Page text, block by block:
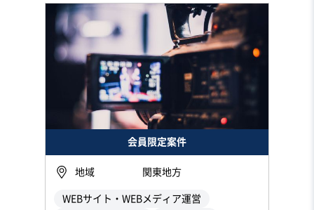
会員限定案件
地域 関東地方
WEBサイト・WEBメディア運営